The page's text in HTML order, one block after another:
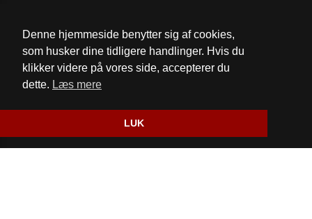
Denne hjemmeside benytter sig af cookies,
som husker dine tidligere handlinger. Hvis du
klikker videre på vores side, accepterer du
dette. Læs mere
LUK
Email: kontakt@1148.dk
Cookie- og privatlivspolitik